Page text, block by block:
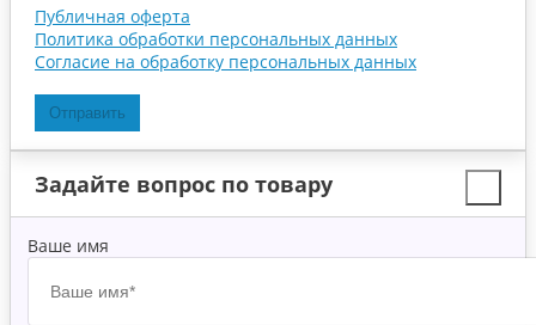
Публичная оферта
Политика обработки персональных данных
Согласие на обработку персональных данных
Отправить
Задайте вопрос по товару
Ваше имя